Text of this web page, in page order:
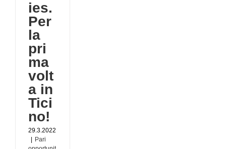
ies.
Per
la
pri
ma
volt
a in
Tici
no!
29.3.2022
Pari